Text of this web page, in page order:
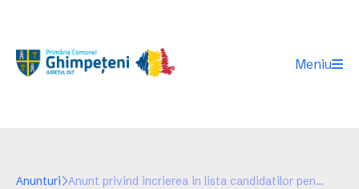
Meniu
Anunturi Anunt privind incrierea in lista candidatilor pentru personalul de recensamant in vederea prestarii serviciilor aferente RPL 2021